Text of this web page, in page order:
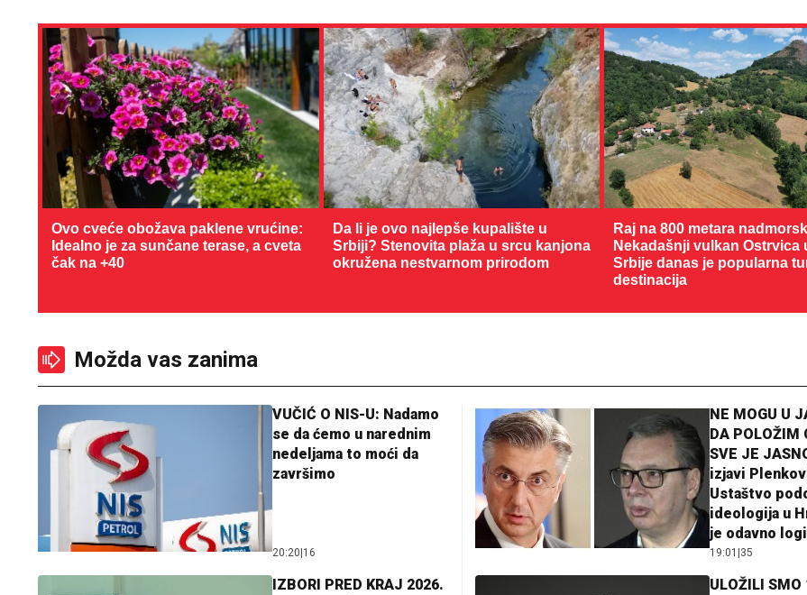
Ovo cveće obožava paklene vrućine:
Idealno je za sunčane terase, a cveta
čak na +40
Da li je ovo najlepše kupalište u
Srbiji? Stenovita plaža u srcu kanjona
okružena nestvarnom prirodom
Raj na 800 metara
Nekadašnji vulkan Ostrvica
Srbije danas je popularna
destinacija
Možda vas zanima
VUČIĆ O NIS-U: Nadamo
se da ćemo u narednim
nedeljama to moći da
završimo
20:20 16
NE MOGU U
DA POLOŽIM
SVE JE
izjavi
Ustaštvo
ideologija u
je odavno
19:01 35
IZBORI PRED KRAJ 2026.
ULOŽILI SMO
Loznica
27 °C